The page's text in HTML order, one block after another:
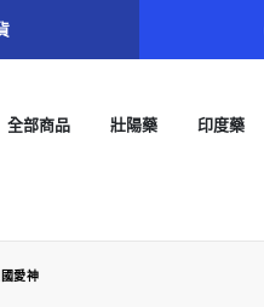
全部商品 壯陽藥 印度藥
愛神